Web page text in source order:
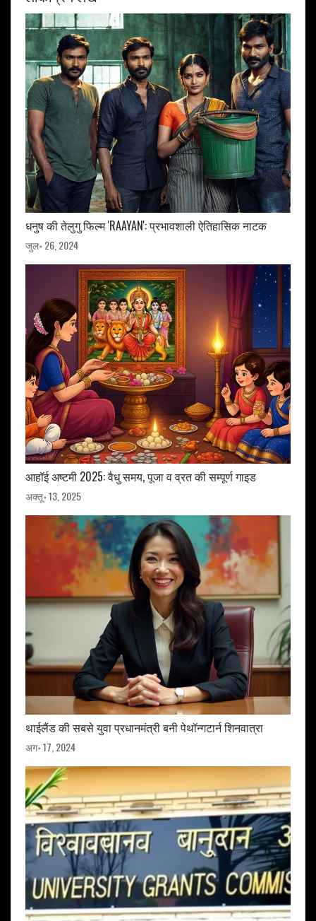
धनुष की तेलुगु फिल्म 'RAAYAN': प्रभावशाली ऐतिहासिक नाटक
जुल॰ 26, 2024
आहॉई अष्टमी 2025: वैधु समय, पूजा व व्रत की सम्पूर्ण गाइड
अक्तू॰ 13, 2025
थाईलैंड की सबसे युवा प्रधानमंत्री बनी पेथॉन्गटार्न शिनवात्रा
अग॰ 17, 2024